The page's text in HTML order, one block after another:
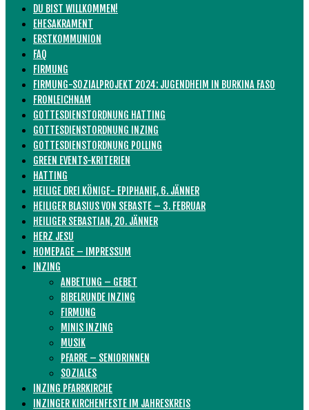
DU BIST WILLKOMMEN!
EHESAKRAMENT
ERSTKOMMUNION
FAQ
FIRMUNG
FIRMUNG-SOZIALPROJEKT 2024: JUGENDHEIM IN BURKINA FASO
FRONLEICHNAM
GOTTESDIENSTORDNUNG HATTING
GOTTESDIENSTORDNUNG INZING
GOTTESDIENSTORDNUNG POLLING
GREEN EVENTS-KRITERIEN
HATTING
HEILIGE DREI KÖNIGE- EPIPHANIE, 6. JÄNNER
HEILIGER BLASIUS VON SEBASTE – 3. FEBRUAR
HEILIGER SEBASTIAN, 20. JÄNNER
HERZ JESU
HOMEPAGE – IMPRESSUM
INZING
ANBETUNG – GEBET
BIBELRUNDE INZING
FIRMUNG
MINIS INZING
MUSIK
PFARRE – SENIORINNEN
SOZIALES
INZING PFARRKIRCHE
INZINGER KIRCHENFESTE IM JAHRESKREIS